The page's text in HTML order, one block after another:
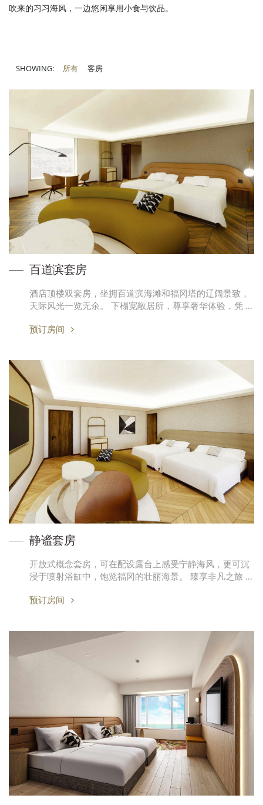
吹来的习习海风，一边悠闲享用小食与饮品。
SHOWING: 所有 客房
百道滨套房
酒店顶楼双套房，坐拥百道滨海滩和福冈塔的辽阔景致，
天际风光一览无余。 下榻宽敞居所，尊享奢华体验，凭 …
预订房间
静谧套房
开放式概念套房，可在配设露台上感受宁静海风，更可沉
浸于喷射浴缸中，饱览福冈的壮丽海景。 臻享非凡之旅 …
预订房间